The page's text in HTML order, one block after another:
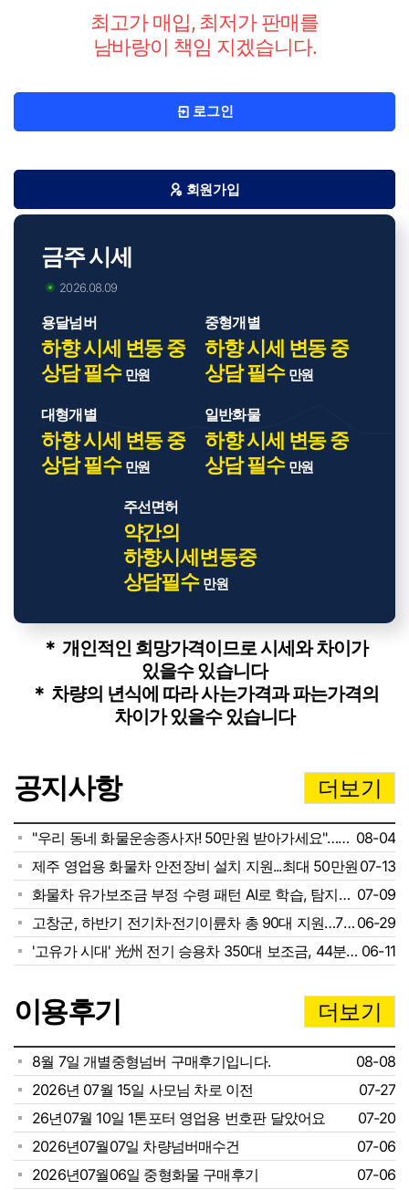
최고가 매입, 최저가 판매를
남바랑이 책임 지겠습니다.
로그인
회원가입
금주 시세
2026.08.09
용달넘버
하향 시세 변동 중
상담 필수 만원
중형개별
하향 시세 변동 중
상담 필수 만원
대형개별
하향 시세 변동 중
상담 필수 만원
일반화물
하향 시세 변동 중
상담 필수 만원
주선면허
약간의
하향시세변동중
상담필수 만원
＊ 개인적인 희망가격이므로 시세와 차이가
있을수 있습니다
＊ 차량의 년식에 따라 사는가격과 파는가격의
차이가 있을수 있습니다
공지사항 더보기
"우리 동네 화물운송종사자! 50만원 받아가세요"…철강 관련 업종 종사자… 08-04
제주 영업용 화물차 안전장비 설치 지원...최대 50만원 07-13
화물차 유가보조금 부정 수령 패턴 AI로 학습, 탐지한다 07-09
고창군, 하반기 전기차·전기이륜차 총 90대 지원…7월부터 선착순 접수 06-29
'고유가 시대' 光州 전기 승용차 350대 보조금, 44분 만에 매진 06-11
이용후기 더보기
8월 7일 개별중형넘버 구매후기입니다.
08-08
2026년 07월 15일 사모님 차로 이전
07-27
26년07월 10일 1톤포터 영업용 번호판 달았어요
07-20
2026년07월07일 차량넘버매수건
07-06
2026년07월06일 중형화물 구매후기
07-06